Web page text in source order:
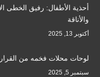
أحذية الأطفال: رفيق الخطى
والأناقة
أكتوبر 13, 2025
لوحات محلات فخمه من القرار
سبتمبر 5, 2025